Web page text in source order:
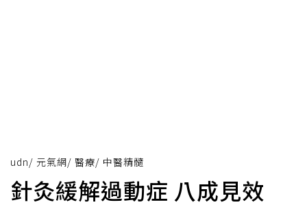
udn/ 元氣網/ 醫療/ 中醫精髓
針灸緩解過動症 八成見效